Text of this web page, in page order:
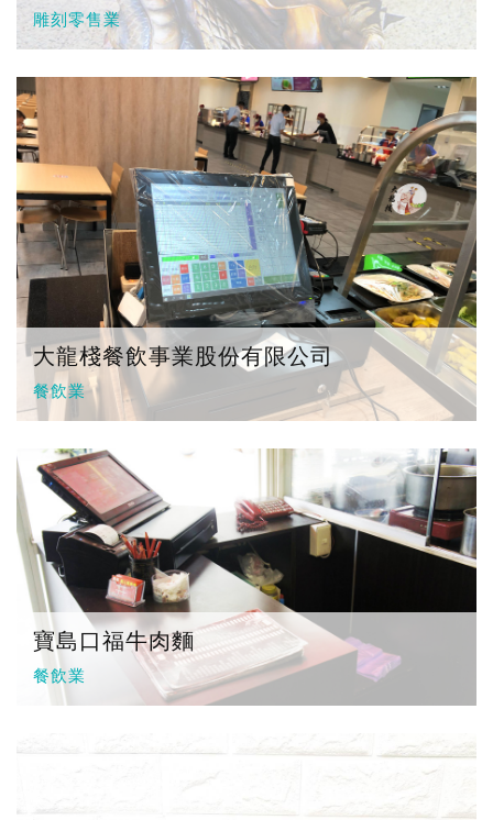
雕刻零售業
大龍棧餐飲事業股份有限公司
餐飲業
寶島口福牛肉麵
餐飲業